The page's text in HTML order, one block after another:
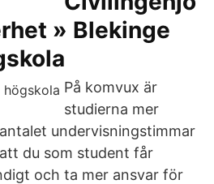
» Blekinge
På komvux är
studierna mer
undervisningstimmar
du som student får
och ta mer ansvar för